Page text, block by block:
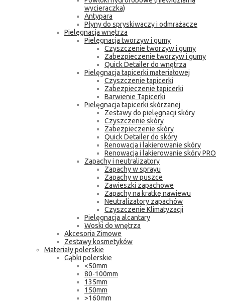
wycieraczka)
Antypara
Płyny do spryskiwaczy i odmrażacze
Pielęgnacja wnętrza
Pielęgnacja tworzyw i gumy
Czyszczenie tworzyw i gumy
Zabezpieczenie tworzyw i gumy
Quick Detailer do wnętrza
Pielęgnacja tapicerki materiałowej
Czyszczenie tapicerki
Zabezpieczenie tapicerki
Barwienie Tapicerki
Pielęgnacja tapicerki skórzanej
Zestawy do pielęgnacji skóry
Czyszczenie skóry
Zabezpieczenie skóry
Quick Detailer do skóry
Renowacja i lakierowanie skóry
Renowacja i lakierowanie skóry PRO
Zapachy i neutralizatory
Zapachy w sprayu
Zapachy w puszce
Zawieszki zapachowe
Zapachy na kratkę nawiewu
Neutralizatory zapachów
Czyszczenie Klimatyzacji
Pielęgnacja alcantary
Woski do wnętrza
Akcesoria Zimowe
Zestawy kosmetyków
Materiały polerskie
Gąbki polerskie
<50mm
80-100mm
135mm
150mm
>160mm